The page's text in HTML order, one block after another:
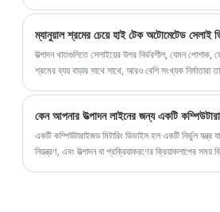
ম্যানুয়াল শ্রমের চেয়ে হাই টেক অটোমেটেড সেলাই
উত্পাদন খাতগুলিতে সেলাইয়ের উপর নির্ভরশীল, যেমন পোশাক,
শ্রমের ব্যয় বাড়ার সাথে সাথে, আরও বেশি সংখ্যক নির্মাতারা
একটি কম্পিউটারাইজড মিটারিং ডিভাইস হল একটি নির্ভুল যন্ত্র
নিয়ন্ত্রণ, এবং উত্পাদন বা প্রক্রিয়াকরণের ক্রিয়াকলাপের সময়